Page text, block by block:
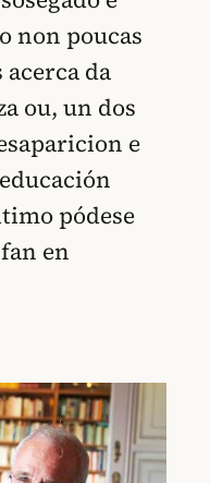
non poucas
da
ou, un dos
e
pódese
en